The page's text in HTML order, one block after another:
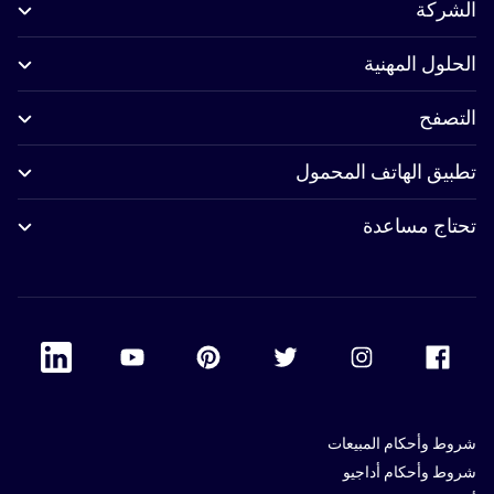
الشركة
الحلول المهنية
التصفح
تطبيق الهاتف المحمول
تحتاج مساعدة
Accor Youtube
Linkedin
شروط وأحكام المبيعات
شروط وأحكام أداجيو